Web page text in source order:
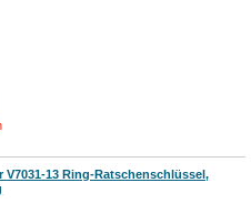
V7031-13 Ring-Ratschenschlüssel,